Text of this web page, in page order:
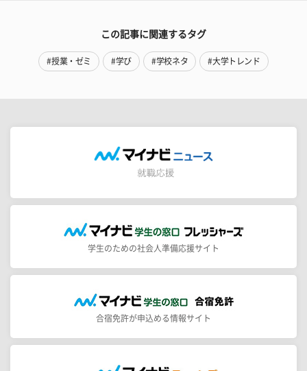
この記事に関連するタグ
#授業・ゼミ #学び #学校ネタ #大学トレンド
学生のための社会人準備応援サイト
合宿免許が申込める情報サイト